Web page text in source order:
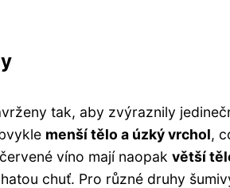
tak, aby zvýraznily
menší tělo a úzký vrchol,
víno mají naopak větší
chuť. Pro různé druhy